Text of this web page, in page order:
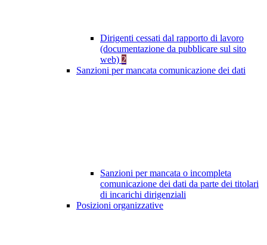
Dirigenti cessati dal rapporto di lavoro
(documentazione da pubblicare sul sito
web) 2
Sanzioni per mancata comunicazione dei dati
Sanzioni per mancata o incompleta
comunicazione dei dati da parte dei titolari
di incarichi dirigenziali
Posizioni organizzative